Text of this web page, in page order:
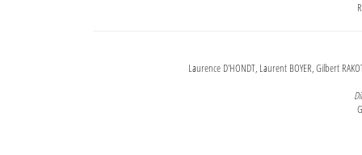
Laurence D'HONDT, Laurent BOYER, Gilbert